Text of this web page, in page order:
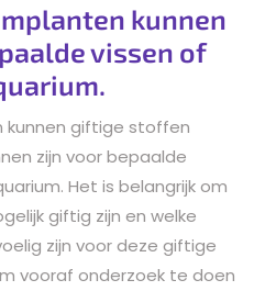
kunnen
vissen of
kunnen giftige stoffen
zijn voor bepaalde
Het is belangrijk om
giftig zijn en welke
zijn voor deze giftige
vooraf onderzoek te doen